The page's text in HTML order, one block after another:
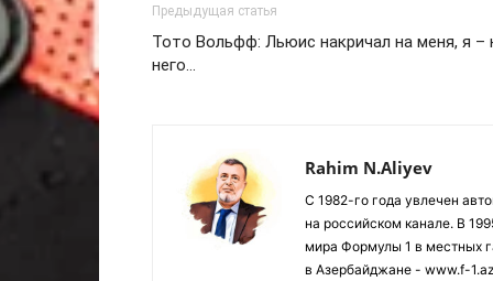
Предыдущая статья
Тото Вольфф: Льюис накричал на меня, я –
него…
Rahim N.Aliyev
С 1982-го года увлечен
на российском канале. В
мира Формулы 1 в местных
в Азербайджане - www.f-